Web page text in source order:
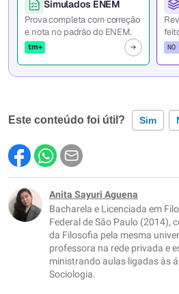
Simulados ENEM
Prova completa com correção
e nota no padrão do ENEM.
tm+ NO
Este conteúdo foi útil? Sim
Este conteúdo contém
Este conteúdo não tem a
Outro
Anita Sayuri Aguena
Bacharela e Licenciada em
Federal de São Paulo (2014),
da Filosofia pela mesma
professora na rede privada e
ministrando aulas ligadas às
Sociologia.